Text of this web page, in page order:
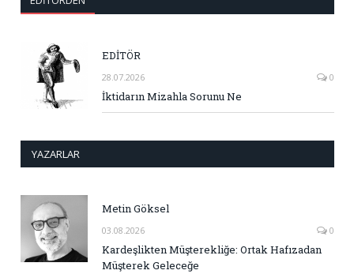
EDİTÖR
28.07.2026 0
İktidarın Mizahla Sorunu Ne
YAZARLAR
Metin Göksel
03.08.2026 0
Kardeşlikten Müşterekliğe: Ortak Hafızadan
Müşterek Geleceğe